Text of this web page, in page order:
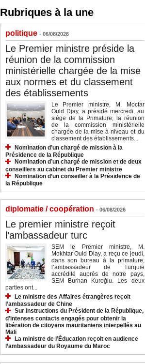
Rubriques à la une
politique - 06/08/2026
Le Premier ministre préside la
réunion de la commission
ministérielle chargée de la mise
aux normes et du classement
des établissements
Le Premier ministre, M. Moctar
Ould Djay, a présidé mercredi, au
siège de la Primature, la réunion
de la commission ministérielle
chargée de la mise à niveau et du
classement des établissements...
Nomination d’un chargé de mission à la
Présidence de la République
Nomination d’un chargé de mission et de deux
conseillers au cabinet du Premier ministre
Nomination d’un conseiller à la Présidence de
la République
diplomatie / coopération - 06/08/2026
Le premier ministre reçoit
l’ambassadeur turc
SEM le Premier ministre, M.
Mokhtar Ould Diay, a reçu ce jeudi,
dans son bureau à la primature,
l’ambassadeur de Turquie
accrédité auprès de notre pays,
SEM Burhan Kuroğlu. Les deux
parties ont...
Le ministre des Affaires étrangères reçoit
l’ambassadeur de Chine
Sur instructions du Président de la République,
d’intenses contacts engagés pour obtenir la
libération de citoyens mauritaniens interpellés au
Mali
La ministre de l’Éducation reçoit en audience
l’ambassadeur du Royaume du Maroc